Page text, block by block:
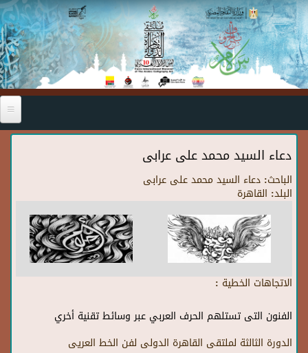
Skip to main content
دعاء السيد محمد على عرابى
الباحث: دعاء السيد محمد على عرابى
البلد: القاهرة
الاتجاهات الخطية :
الفنون التى تستلهم الحرف العربي عبر وسائط تقنية أخري
الدورة الثالثة لملتقى القاهرة الدولى لفن الخط العريى